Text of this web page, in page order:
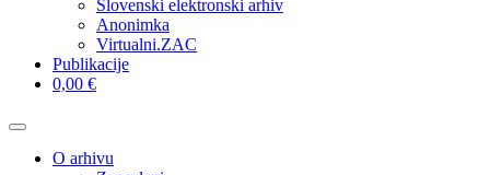
Slovenski elektronski arhiv
Anonimka
Virtualni.ZAC
Publikacije
0,00 €
O arhivu